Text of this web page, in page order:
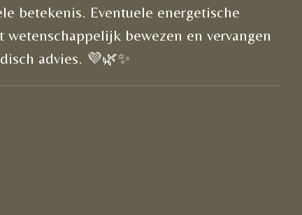
betekenis. Eventuele energetische
bewezen en vervangen
advies. 💜🌿✨